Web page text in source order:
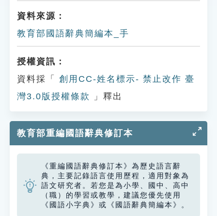
資料來源：
教育部國語辭典簡編本_手
授權資訊：
資料採「
創用CC-姓名標示- 禁止改作 臺
灣3.0版授權條款
」釋出
教育部重編國語辭典修訂本
《重編國語辭典修訂本》為歷史語言辭
典，主要記錄語言使用歷程，適用對象為
語文研究者。若您是為小學、國中、高中
（職）的學習或教學，建議您優先使用
《國語小字典》或《國語辭典簡編本》。